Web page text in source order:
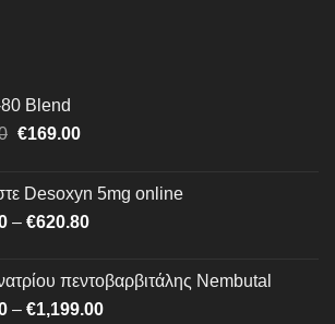
Blend
Original
€189.00.
€169.00Η
είναι:
€169.00.
Desoxyn 5mg online
– €620.80Price
through
€620.80
πεντοβαρβιτάλης Nembutal
– €1,199.00Price